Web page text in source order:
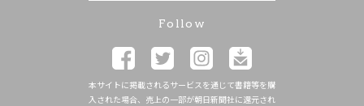
Follow
本サイトに掲載されるサービスを通じて書籍等を購
入された場合、売上の一部が朝日新聞社に還元され